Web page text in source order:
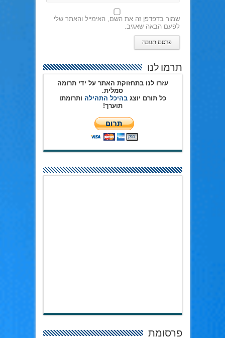
שמור בדפדפן זה את השם, האימייל והאתר שלי
לפעם הבאה שאגיב.
תרמו לנו
עזרו לנו בתחזוקת האתר על ידי תרומה
סמלית.
כל תורם יוצגבהיכל התהילה ותרומתו
תוערך!
פרסומת